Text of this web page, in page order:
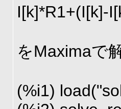
I[k]*R1+(I[k]-
をMaximaで
(%i1)